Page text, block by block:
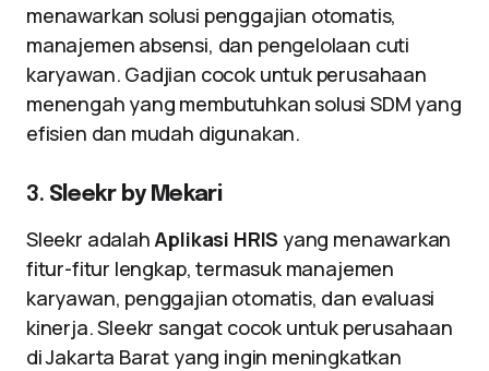
menawarkan solusi penggajian otomatis,
manajemen absensi, dan pengelolaan cuti
karyawan. Gadjian cocok untuk perusahaan
menengah yang membutuhkan solusi SDM yang
efisien dan mudah digunakan.
3. Sleekr by Mekari
Sleekr adalahAplikasi HRIS yang menawarkan
fitur-fitur lengkap, termasuk manajemen
karyawan, penggajian otomatis, dan evaluasi
kinerja. Sleekr sangat cocok untuk perusahaan
di Jakarta Barat yang ingin meningkatkan